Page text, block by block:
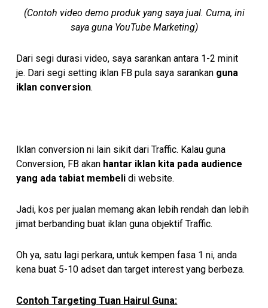
(Contoh video demo produk yang saya jual. Cuma, ini
saya guna YouTube Marketing)
Dari segi durasi video, saya sarankan antara 1-2 minit
je. Dari segi setting iklan FB pula saya sarankan guna
iklan conversion.
Iklan conversion ni lain sikit dari Traffic. Kalau guna
Conversion, FB akan hantar iklan kita pada audience
yang ada tabiat membelidi website.
Jadi, kos per jualan memang akan lebih rendah dan lebih
jimat berbanding buat iklan guna objektif Traffic.
Oh ya, satu lagi perkara, untuk kempen fasa 1 ni, anda
kena buat 5-10 adset dan target interest yang berbeza.
Contoh Targeting Tuan Hairul Guna: